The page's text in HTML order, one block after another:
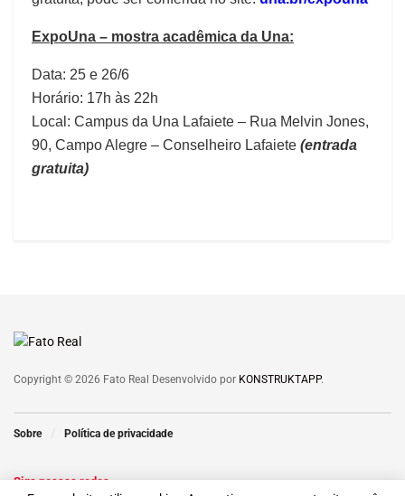
ExpoUna – mostra acadêmica da Una:
Data: 25 e 26/6
Horário: 17h às 22h
Local: Campus da Una Lafaiete – Rua Melvin Jones,
90, Campo Alegre – Conselheiro Lafaiete (entrada
gratuita)
Copyright © 2026 Fato Real Desenvolvido por KONSTRUKTAPP.
Sobre Política de privacidade
Siga nossas redes